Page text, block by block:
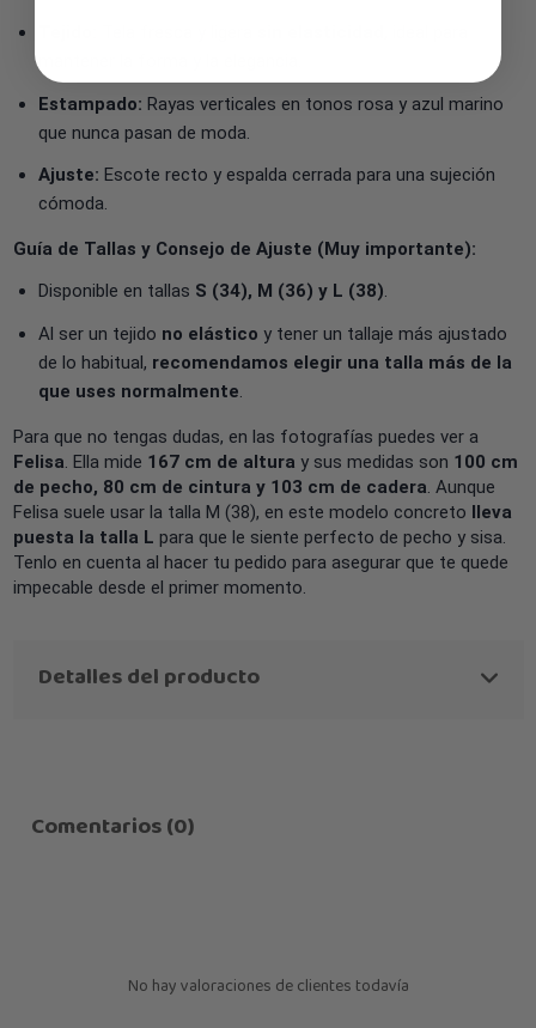
mantener la forma y la elegancia.
Estampado: Rayas verticales en tonos rosa y azul marino
que nunca pasan de moda.
Ajuste: Escote recto y espalda cerrada para una sujeción
cómoda.
Guía de Tallas y Consejo de Ajuste (Muy importante):
Disponible en tallas S (34), M (36) y L (38).
Al ser un tejido no elástico y tener un tallaje más ajustado
de lo habitual, recomendamos elegir una talla más de la
que uses normalmente.
Para que no tengas dudas, en las fotografías puedes ver a
Felisa. Ella mide 167 cm de altura y sus medidas son 100 cm
de pecho, 80 cm de cintura y 103 cm de cadera. Aunque
Felisa suele usar la talla M (38), en este modelo concreto lleva
puesta la talla L para que le siente perfecto de pecho y sisa.
Tenlo en cuenta al hacer tu pedido para asegurar que te quede
impecable desde el primer momento.
Detalles del producto
Comentarios (0)
No hay valoraciones de clientes todavía